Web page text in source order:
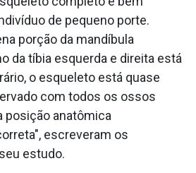
de pequeno porte.
porção da mandíbula
da tíbia esquerda e direita está
o esqueleto está quase
com todos os ossos
posição anatômica
escreveram os
estudo.